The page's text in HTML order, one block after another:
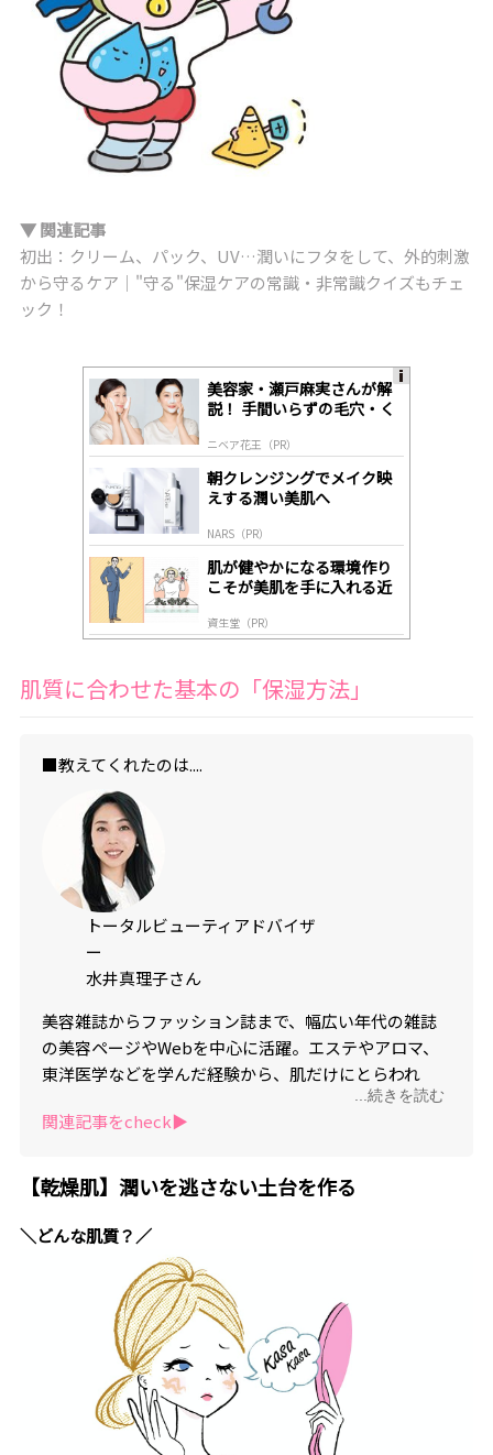
▼ 関連記事
初出：クリーム、パック、UV…潤いにフタをして、外的刺激
から守るケア｜"守る"保湿ケアの常識・非常識クイズもチェ
ック！
美容家・瀬戸麻実さんが解
説！ 手間いらずの毛穴・く
ニベア花王（PR）
朝クレンジングでメイク映
えする潤い美肌へ
NARS（PR）
肌が健やかになる環境作り
こそが美肌を手に入れる近
資生堂（PR）
肌質に合わせた基本の「保湿方法」
■教えてくれたのは....
トータルビューティアドバイザ
ー
水井真理子さん
美容雑誌からファッション誌まで、幅広い年代の雑誌
の美容ページやWebを中心に活躍。エステやアロマ、
東洋医学などを学んだ経験から、肌だけにとらわれ
ず、体の内側や精神などトータル面からアプローチす
る美容を重視。読者目線に寄り添った、食や運動、ラ
容情報を発信中。
...続きを読む
関連記事をcheck▶︎
【乾燥肌】潤いを逃さない土台を作る
＼どんな肌質？／